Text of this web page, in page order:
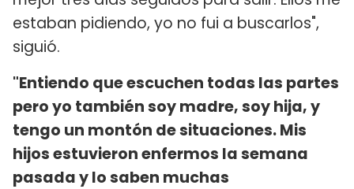
estaban pidiendo, yo no fui a buscarlos",
siguió.
"Entiendo que escuchen todas las partes
pero yo también soy madre, soy hija, y
tengo un montón de situaciones. Mis
hijos estuvieron enfermos la semana
pasada y lo saben muchas